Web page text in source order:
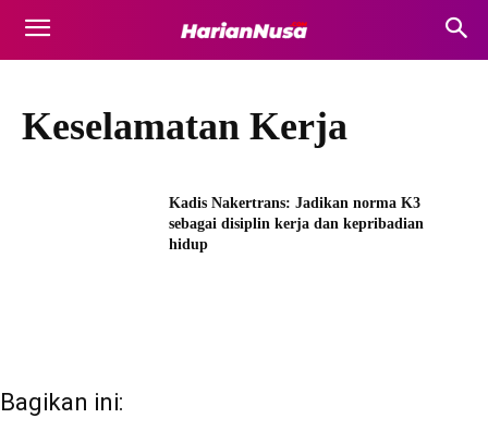
Keselamatan Kerja
Kadis Nakertrans: Jadikan norma K3
sebagai disiplin kerja dan kepribadian
hidup
Bagikan ini: